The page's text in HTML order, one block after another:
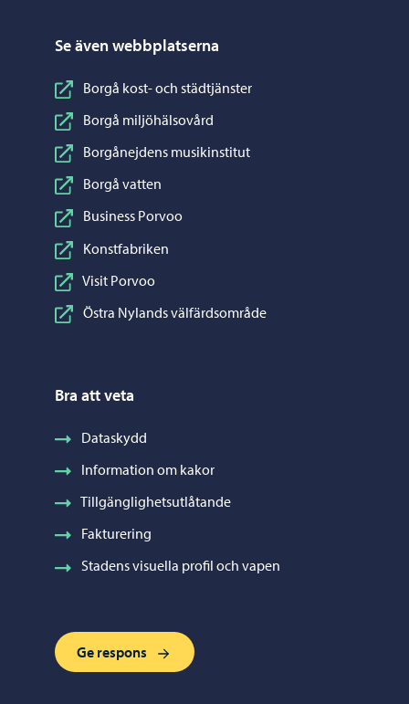
Se även webbplatserna
Borgå kost- och städtjänster
Borgå miljöhälsovård
Borgånejdens musikinstitut
Borgå vatten
Business Porvoo
Konstfabriken
Visit Porvoo
Östra Nylands välfärdsområde
Bra att veta
Dataskydd
Information om kakor
Tillgänglighetsutlåtande
Fakturering
Stadens visuella profil och vapen
Ge respons